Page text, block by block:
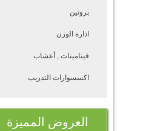
بروتين
ادارة الوزن
فيتامينات , أعشاب
اكسسوارات التدريب
العروض المميزة